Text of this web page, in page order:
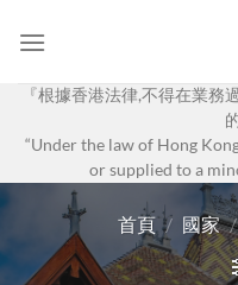
『根據香港法律,不得在業
“Under the law of Hong
or supplied to a
首頁 / 國家 /